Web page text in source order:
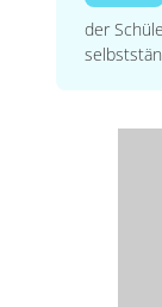
der